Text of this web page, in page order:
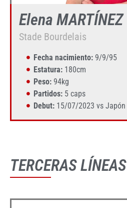
Elena MARTÍNEZ
Stade Bourdelais
Fecha nacimiento:9/9/95
Estatura:180cm
Peso:94kg
Partidos:5 caps
Debut:15/07/2023 vs Japón
TERCERAS LÍNEAS